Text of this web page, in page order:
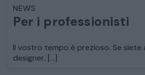
COMÒ E
NEWS
Per i professionisti
Il vostro tempo è prezioso. Se
designer, […]